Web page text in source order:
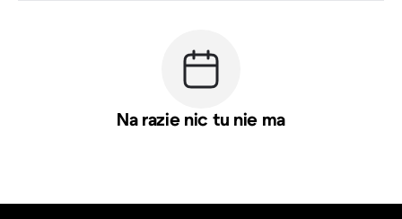
Na razie nic tu nie ma